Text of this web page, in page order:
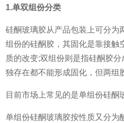
1.单双组份分类
硅酮玻璃胶从产品包装上可分为
组份的硅酮胶，其固化是靠接触
质的改变;双组份则是指硅酮胶
独存在都不能形成固化，但两组
目前市场上常见的是单组份硅酮
单组份硅酮玻璃胶按性质又分为